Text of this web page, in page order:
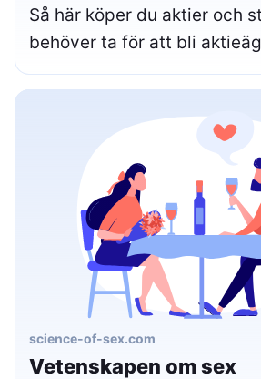
Så här köper du aktier och
behöver ta för att bli
science-of-sex.com
Vetenskapen om sex